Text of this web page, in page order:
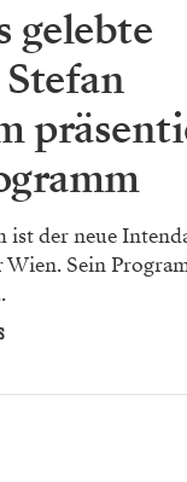
gelebte
ist der neue
Wien. Sein